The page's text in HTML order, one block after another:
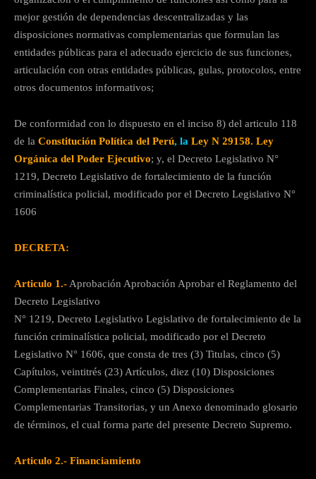
mejor gestión de dependencias descentralizadas y las
disposiciones normativas complementarias que formulan las
entidades públicas para el adecuado ejercicio de sus funciones,
articulación con otras entidades públicas, gulas, protocolos, entre
otros documentos informativos;
De conformidad con lo dispuesto en el inciso 8) del articulo 118
de la Constitución Política del Perú, la Ley N 29158. Ley
Orgánica del Poder Ejecutivo; y, el Decreto Legislativo N°
1219, Decreto Legislativo de fortalecimiento de la función
criminalística policial, modificado por el Decreto Legislativo N°
1606
DECRETA:
Articulo 1.-Aprobación Aprobación Aprobar el Reglamento del
Decreto Legislativo
N° 1219, Decreto Legislativo Legislativo de fortalecimiento de la
función criminalística policial, modificado por el Decreto
Legislativo N° 1606, que consta de tres (3) Titulas, cinco (5)
Capítulos, veintitrés (23) Artículos, diez (10) Disposiciones
Complementarias Finales, cinco (5) Disposiciones
Complementarias Transitorias, y un Anexo denominado glosario
de términos, el cual forma parte del presente Decreto Supremo.
Articulo 2.- Financiamiento